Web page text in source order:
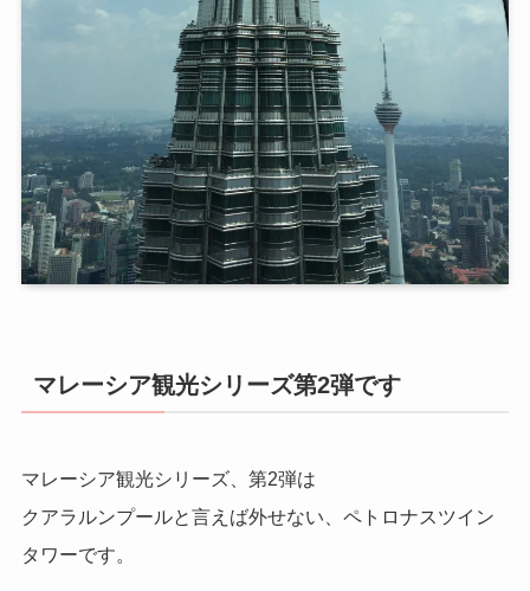
マレーシア観光シリーズ第2弾です
マレーシア観光シリーズ、第2弾は
クアラルンプールと言えば外せない、ペトロナスツイン
タワーです。